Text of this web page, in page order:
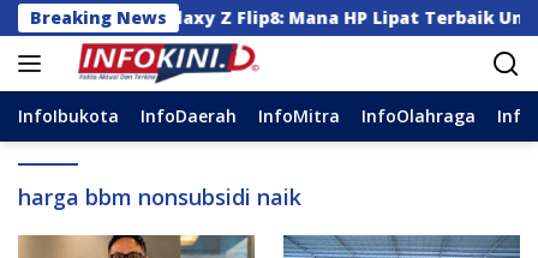
Langsung
ke
konten
Breaking News
atau Galaxy Z Flip8: Mana HP Lipat Terbaik Untukmu
InfoIbukota InfoDaerah InfoMitra InfoOlahraga
harga bbm nonsubsidi naik